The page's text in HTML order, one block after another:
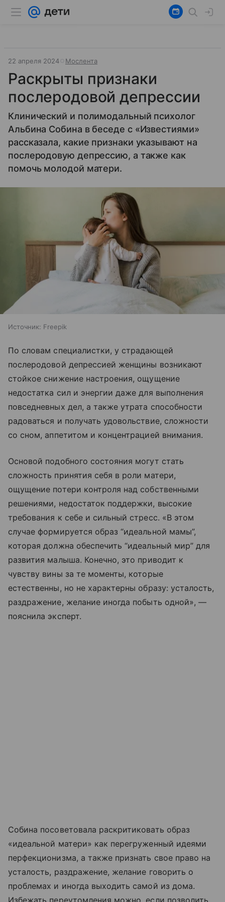
22 апреля 2024 Мослента
Раскрыты признаки
послеродовой депрессии
Клинический и полимодальный психолог
Альбина Собина в беседе с «Известиями»
рассказала, какие признаки указывают на
послеродовую депрессию, а также как
помочь молодой матери.
Источник: Freepik
По словам специалистки, у страдающей
послеродовой депрессией женщины возникают
стойкое снижение настроения, ощущение
недостатка сил и энергии даже для выполнения
повседневных дел, а также утрата способности
радоваться и получать удовольствие, сложности
со сном, аппетитом и концентрацией внимания.
Основой подобного состояния могут стать
сложность принятия себя в роли матери,
ощущение потери контроля над собственными
решениями, недостаток поддержки, высокие
требования к себе и сильный стресс. «В этом
случае формируется образ “идеальной мамы”,
которая должна обеспечить “идеальный мир” для
развития малыша. Конечно, это приводит к
чувству вины за те моменты, которые
естественны, но не характерны образу: усталость,
раздражение, желание иногда побыть одной», —
пояснила эксперт.
Собина посоветовала раскритиковать образ
«идеальной матери» как перегруженный идеями
перфекционизма, а также признать свое право на
усталость, раздражение, желание говорить о
проблемах и иногда выходить самой из дома.